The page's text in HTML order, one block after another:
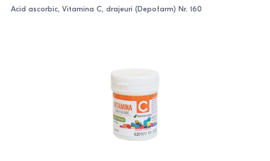
Acid ascorbic, Vitamina C, drajeuri (Depofarm) Nr. 160